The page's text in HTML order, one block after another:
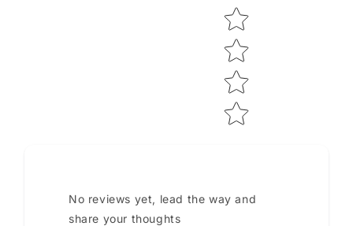
No reviews yet, lead the way and
share your thoughts